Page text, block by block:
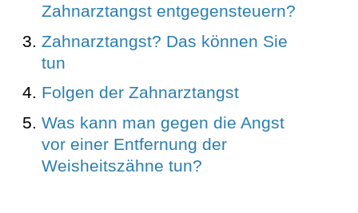
Zahnarztangst entgegensteuern?
Zahnarztangst? Das können Sie
tun
Folgen der Zahnarztangst
Was kann man gegen die Angst
vor einer Entfernung der
Weisheitszähne tun?